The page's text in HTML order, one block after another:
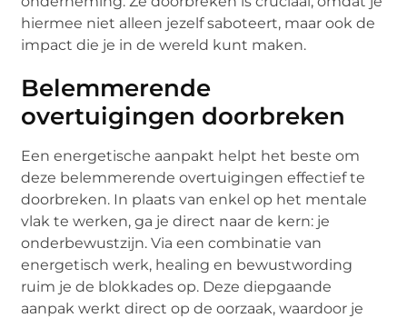
hiermee niet alleen jezelf saboteert, maar ook de
impact die je in de wereld kunt maken.
Belemmerende
overtuigingen doorbreken
Een energetische aanpakt helpt het beste om
deze belemmerende overtuigingen effectief te
doorbreken. In plaats van enkel op het mentale
vlak te werken, ga je direct naar de kern: je
onderbewustzijn. Via een combinatie van
energetisch werk, healing en bewustwording
ruim je de blokkades op. Deze diepgaande
aanpak werkt direct op de oorzaak, waardoor je